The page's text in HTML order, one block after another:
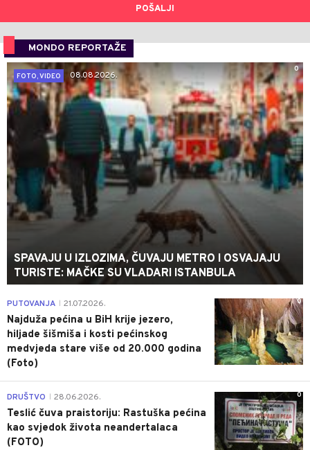
POŠALJI
MONDO REPORTAŽE
0
FOTO, VIDEO
08.08.2026.
SPAVAJU U IZLOZIMA, ČUVAJU METRO I OSVAJAJU
TURISTE: MAČKE SU VLADARI ISTANBULA
0
PUTOVANJA 21.07.2026.
Najduža pećina u BiH krije jezero,
hiljade šišmiša i kosti pećinskog
medvjeda stare više od 20.000 godina
(Foto)
0
DRUŠTVO 28.06.2026.
Teslić čuva praistoriju: Rastuška pećina
kao svjedok života neandertalaca
(FOTO)